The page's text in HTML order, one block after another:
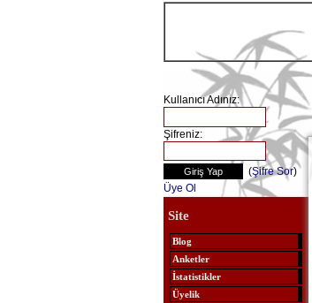
Kullanıcı Adınız:
Şifreniz:
(Şifre Sor)
Üye Ol
Site
Blog
Anketler
İstatistikler
Üyelik